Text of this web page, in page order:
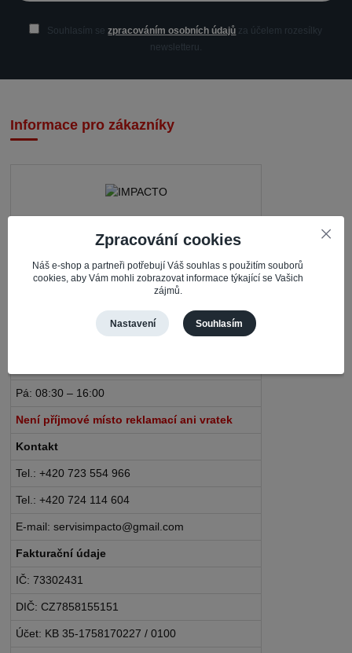
Souhlasím sezpracováním osobních údajů za účelem rozesílky
newsletteru.
Informace pro zákazníky
IMPACTO – Ingrid Kaczorová
Nerudova 468
735 81 Bohumín – Nový Bohumín
Pá: 08:30 – 16:00
Není příjmové místo reklamací ani vratek
Kontakt
Tel.: +420 723 554 966
Tel.: +420 724 114 604
E-mail: servisimpacto@gmail.com
Fakturační údaje
IČ: 73302431
DIČ: CZ7858155151
Účet: KB 35-1758170227 / 0100
Zpracování cookies
Náš e-shop a partneři potřebují Váš souhlas s použitím souborů
cookies, aby Vám mohli zobrazovat informace týkající se Vašich
zájmů.
Nastavení Souhlasím